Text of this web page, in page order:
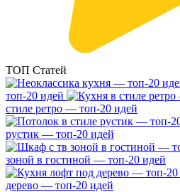
ТОП Статей
топ-20 идей
стиле ретро — топ-20 идей
рустик — топ-20 идей
зоной в гостиной — топ-20 идей
дерево — топ-20 идей